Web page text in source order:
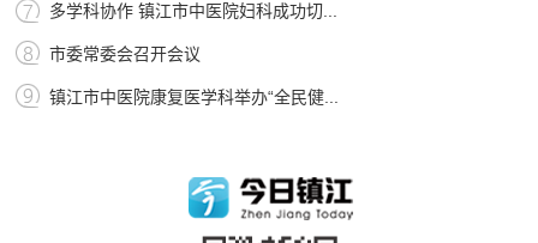
多学科协作 镇江市中医院妇科成功切...
市委常委会召开会议
镇江市中医院康复医学科举办“全民健...